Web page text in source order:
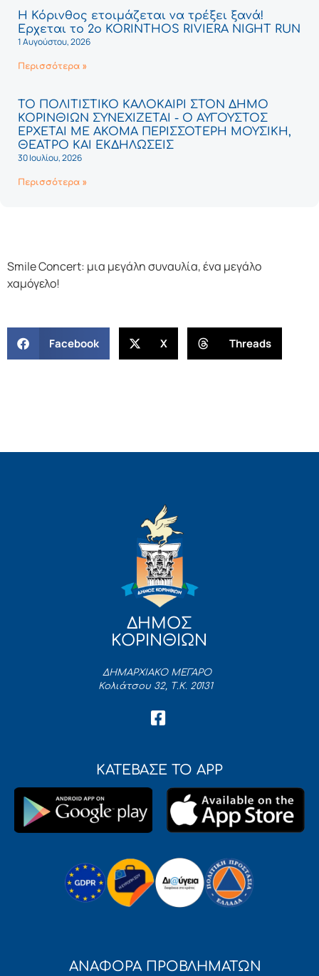
Η Κόρινθος ετοιμάζεται να τρέξει ξανά!
Έρχεται το 2ο KORINTHOS RIVIERA NIGHT RUN
1 Αυγούστου, 2026
Περισσότερα »
ΤΟ ΠΟΛΙΤΙΣΤΙΚΟ ΚΑΛΟΚΑΙΡΙ ΣΤΟΝ ΔΗΜΟ
ΚΟΡΙΝΘΙΩΝ ΣΥΝΕΧΙΖΕΤΑΙ - Ο ΑΥΓΟΥΣΤΟΣ
ΕΡΧΕΤΑΙ ΜΕ ΑΚΟΜΑ ΠΕΡΙΣΣΟΤΕΡΗ ΜΟΥΣΙΚΗ,
ΘΕΑΤΡΟ ΚΑΙ ΕΚΔΗΛΩΣΕΙΣ
30 Ιουλίου, 2026
Περισσότερα »
Smile Concert: μια μεγάλη συναυλία, ένα μεγάλο
χαμόγελο!
Facebook X Threads
ΔΗΜΟΣ
ΚΟΡΙΝΘΙΩΝ
ΔΗΜΑΡΧΙΑΚΟ ΜΕΓΑΡΟ
Κολιάτσου 32, Τ.Κ. 20131
ΚΑΤΕΒΑΣΕ ΤΟ APP
ΑΝΑΦΟΡΑ ΠΡΟΒΛΗΜΑΤΩΝ